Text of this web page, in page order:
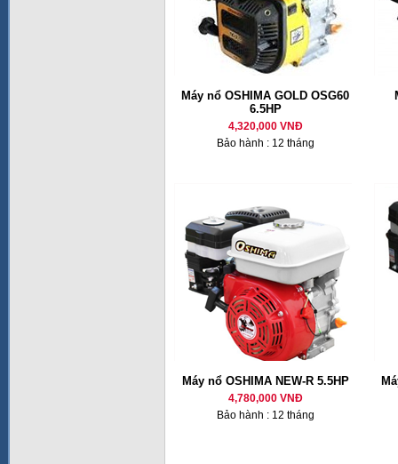
Máy nổ OSHIMA GOLD OSG60
6.5HP
4,320,000 VNĐ
Bảo hành : 12 tháng
Máy nổ OSHIMA NEW-R 5.5HP
4,780,000 VNĐ
Bảo hành : 12 tháng